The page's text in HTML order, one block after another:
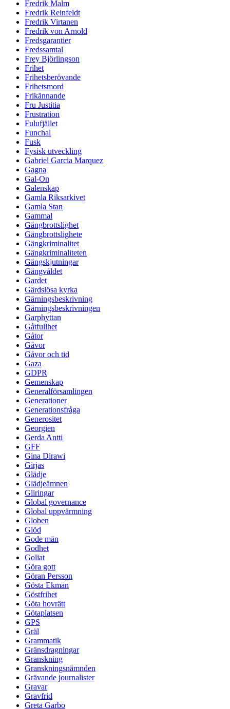
Fredrik Malm
Fredrik Reinfeldt
Fredrik Virtanen
Fredrik von Arnold
Fredsgarantier
Fredssamtal
Frey Björlingson
Frihet
Frihetsberövande
Frihetsmord
Frikännande
Fru Justitia
Frustration
Fulufjället
Funchal
Fusk
Fysisk utveckling
Gabriel Garcia Marquez
Gagna
Gal-On
Galenskap
Gamla Riksarkivet
Gamla Stan
Gammal
Gängbrottslighet
Gängbrottslighete
Gängkriminalitet
Gängkriminaliteten
Gängskjutningar
Gängvåldet
Gardet
Gärdslösa kyrka
Gärningsbeskrivning
Gärningsbeskrivningen
Garphyttan
Gåtfullhet
Gåtor
Gåvor
Gåvor och tid
Gaza
GDPR
Gemenskap
Generalförsamlingen
Generationer
Generationsfråga
Generositet
Georgien
Gerda Antti
GFF
Gina Dirawi
Girjas
Glädje
Glädjeämnen
Gliringar
Global governance
Global uppvärmning
Globen
Glöd
Gode män
Godhet
Goliat
Göra gott
Göran Persson
Gösta Ekman
Göstfrihet
Göta hovrätt
Götaplatsen
GPS
Gräl
Grammatik
Gränsdragningar
Granskning
Granskningsnämnden
Grävande journalister
Gravar
Gravfrid
Greta Garbo